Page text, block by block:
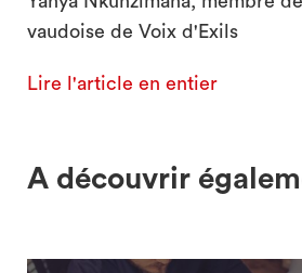
vaudoise de Voix d'Exils
Lire l'article en entier
A découvrir